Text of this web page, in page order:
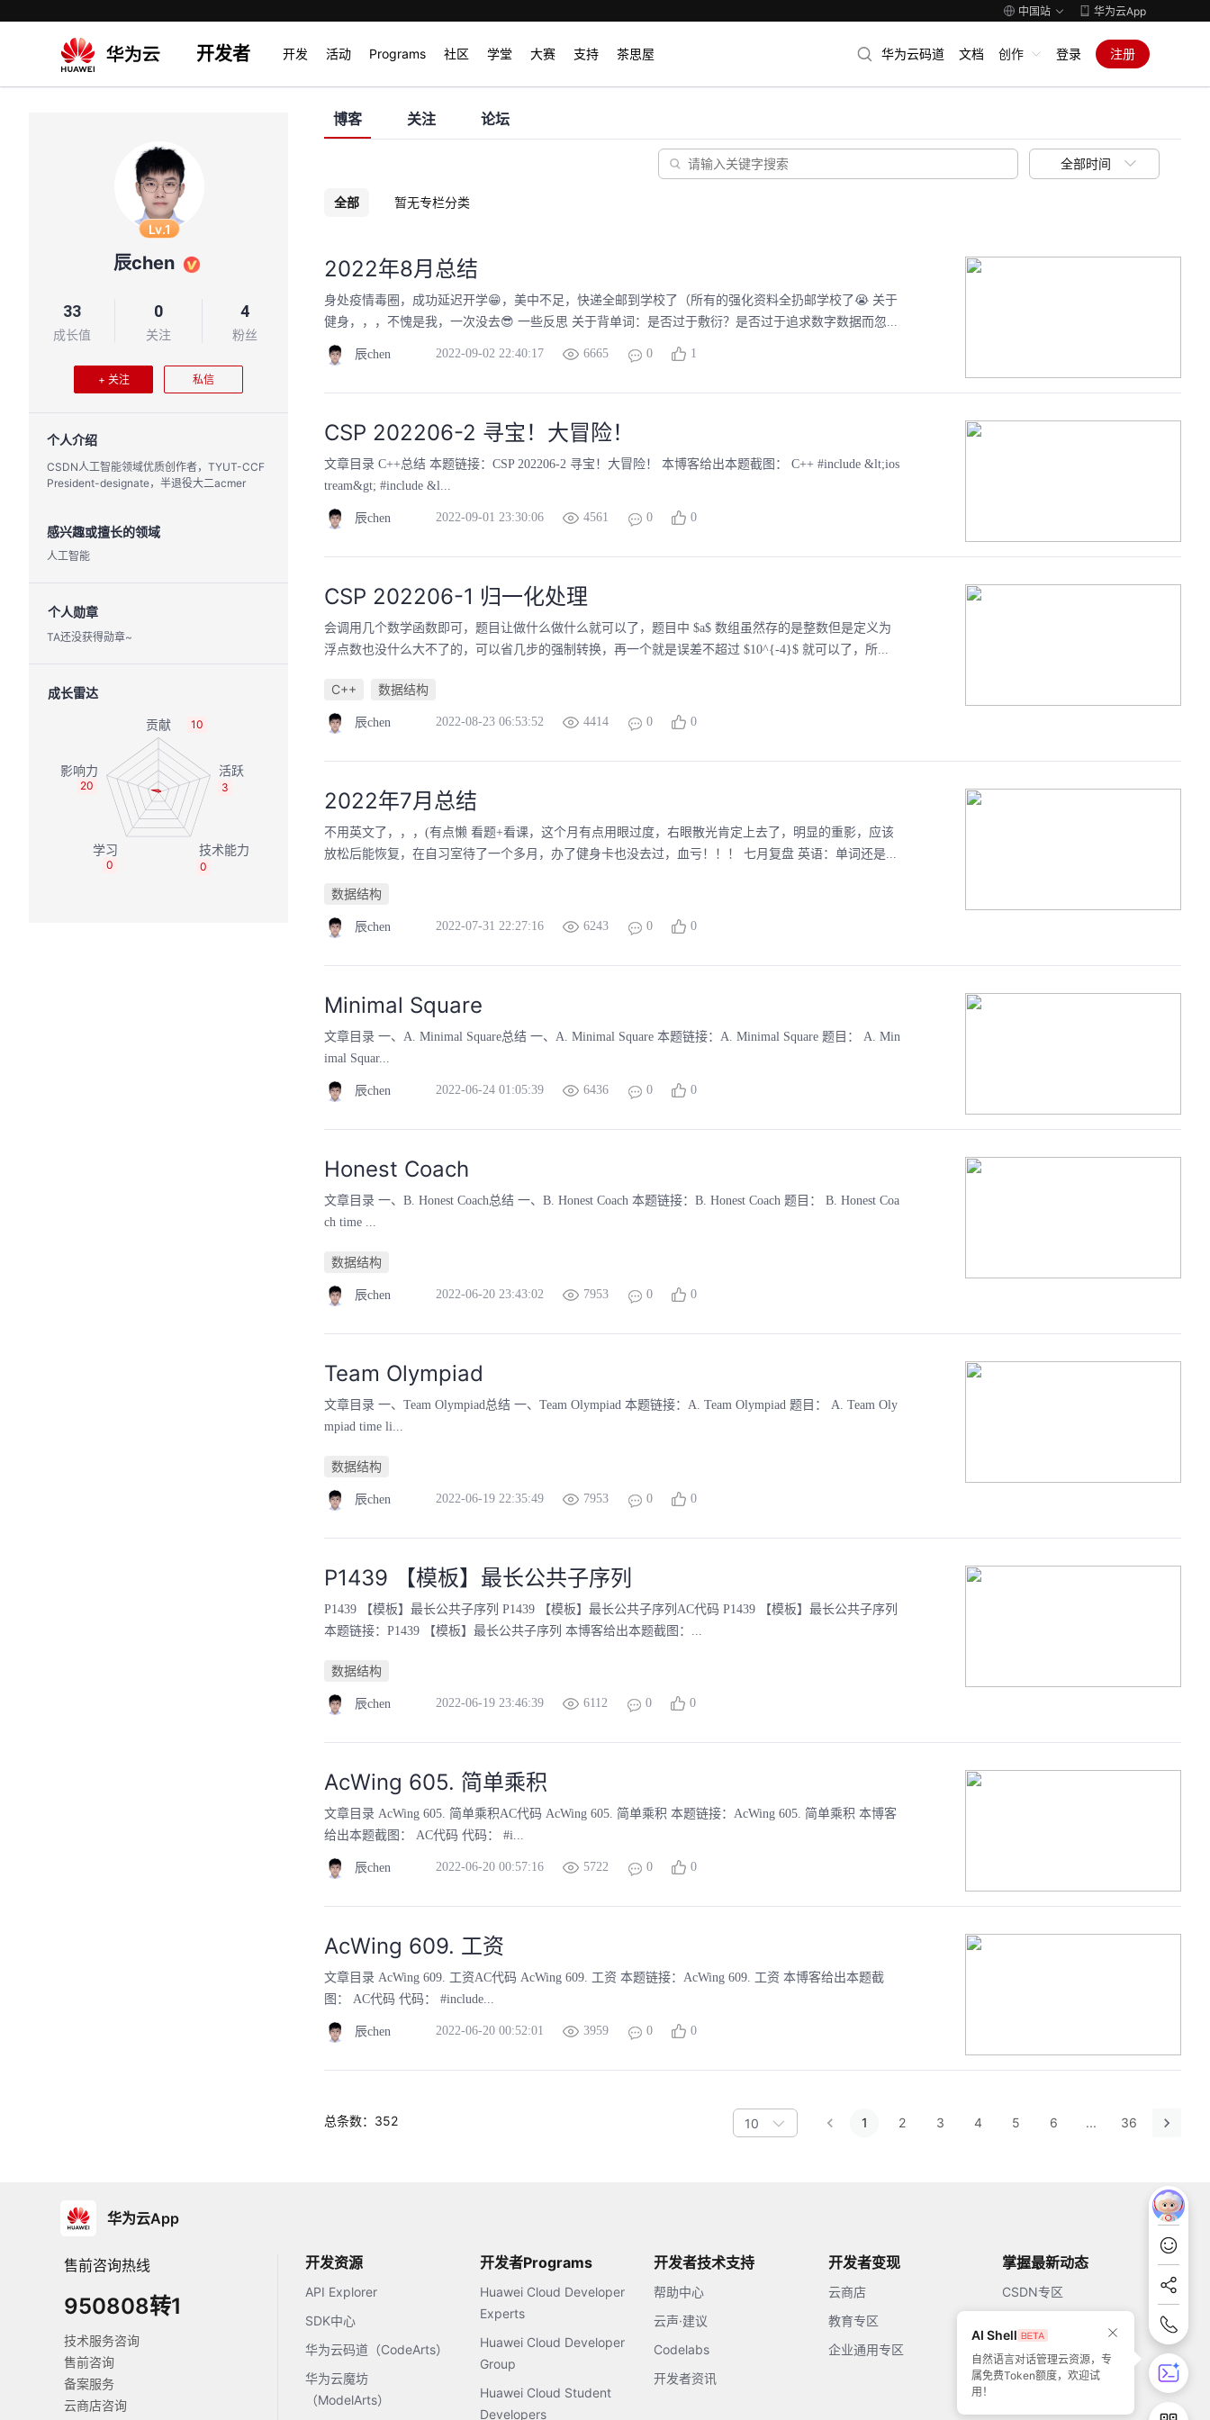
中国站 华为云App
开发者 开发 活动 Programs 社区 学堂 大赛 支持 茶思屋 华为云码道 文档 创作 登录 注册
Lv.1
辰chen
33
成长值
0
关注
4
粉丝
+ 关注 私信
个人介绍
CSDN人工智能领域优质创作者，TYUT-CCF
President-designate，半退役大二acmer
感兴趣或擅长的领域
人工智能
个人勋章
TA还没获得勋章~
成长雷达
10
3
0
0
20
博客 关注 论坛
全部时间
全部 暂无专栏分类
2022年8月总结
身处疫情毒圈，成功延迟开学😁，美中不足，快递全邮到学校了（所有的强化资料全扔邮学校了😭 关于
健身，，，不愧是我，一次没去😎 一些反思 关于背单词：是否过于敷衍？是否过于追求数字数据而忽...
辰chen 2022-09-02 22:40:17 6665 0 1
CSP 202206-2 寻宝！大冒险！
文章目录 C++总结 本题链接：CSP 202206-2 寻宝！大冒险！ 本博客给出本题截图： C++ #include &lt;ios
tream&gt; #include &l...
辰chen 2022-09-01 23:30:06 4561 0 0
CSP 202206-1 归一化处理
会调用几个数学函数即可，题目让做什么做什么就可以了，题目中 $a$ 数组虽然存的是整数但是定义为
浮点数也没什么大不了的，可以省几步的强制转换，再一个就是误差不超过 $10^{-4}$ 就可以了，所...
C++ 数据结构
辰chen 2022-08-23 06:53:52 4414 0 0
2022年7月总结
不用英文了，，，(有点懒 看题+看课，这个月有点用眼过度，右眼散光肯定上去了，明显的重影，应该
放松后能恢复，在自习室待了一个多月，办了健身卡也没去过，血亏！！！ 七月复盘 英语：单词还是...
数据结构
辰chen 2022-07-31 22:27:16 6243 0 0
Minimal Square
文章目录 一、A. Minimal Square总结 一、A. Minimal Square 本题链接：A. Minimal Square 题目： A. Min
imal Squar...
辰chen 2022-06-24 01:05:39 6436 0 0
Honest Coach
文章目录 一、B. Honest Coach总结 一、B. Honest Coach 本题链接：B. Honest Coach 题目： B. Honest Coa
ch time ...
数据结构
辰chen 2022-06-20 23:43:02 7953 0 0
Team Olympiad
文章目录 一、Team Olympiad总结 一、Team Olympiad 本题链接：A. Team Olympiad 题目： A. Team Oly
mpiad time li...
数据结构
辰chen 2022-06-19 22:35:49 7953 0 0
P1439 【模板】最长公共子序列
P1439 【模板】最长公共子序列 P1439 【模板】最长公共子序列AC代码 P1439 【模板】最长公共子序列
本题链接：P1439 【模板】最长公共子序列 本博客给出本题截图：...
数据结构
辰chen 2022-06-19 23:46:39 6112 0 0
AcWing 605. 简单乘积
文章目录 AcWing 605. 简单乘积AC代码 AcWing 605. 简单乘积 本题链接：AcWing 605. 简单乘积 本博客
给出本题截图： AC代码 代码： #i...
辰chen 2022-06-20 00:57:16 5722 0 0
AcWing 609. 工资
文章目录 AcWing 609. 工资AC代码 AcWing 609. 工资 本题链接：AcWing 609. 工资 本博客给出本题截
图： AC代码 代码： #include...
辰chen 2022-06-20 00:52:01 3959 0 0
总条数：352 10 1 2 3 4 5 6 ... 36
华为云App
售前咨询热线
950808转1
技术服务咨询
售前咨询
备案服务
云商店咨询
开发资源
API Explorer
SDK中心
华为云码道（CodeArts）
华为云魔坊
（ModelArts）
开发者Programs
Huawei Cloud Developer
Experts
Huawei Cloud Developer
Group
Huawei Cloud Student
Developers
开发者技术支持
帮助中心
云声·建议
Codelabs
开发者资讯
开发者变现
云商店
教育专区
企业通用专区
掌握最新动态
CSDN专区
51CTO
AI Shell
自然语言对话管理云资源，专
属免费Token额度，欢迎试
用！